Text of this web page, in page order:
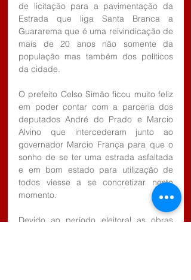
de licitação para a pavimentação da
Estrada que liga Santa Branca a
Guararema que é uma reivindicação de
mais de 20 anos não somente da
população mas também dos políticos
da cidade.
O prefeito Celso Simão ficou muito feliz
em poder contar com a parceria dos
deputados André do Prado e Marcio
Alvino que intercederam junto ao
governador Marcio França para que o
sonho de se ter uma estrada asfaltada
e em bom estado para utilização de
todos viesse a se concretizar neste
momento.
Devido ao período eleitoral as obras